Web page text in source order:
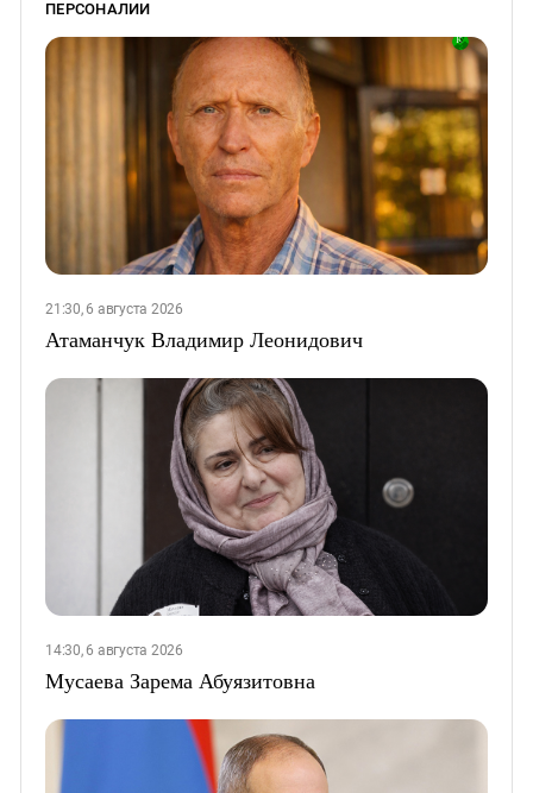
ПЕРСОНАЛИИ
21:30, 6 августа 2026
Атаманчук Владимир Леонидович
14:30, 6 августа 2026
Мусаева Зарема Абуязитовна